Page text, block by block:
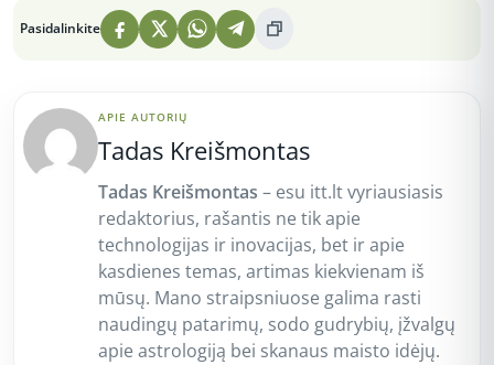
Pasidalinkite
APIE AUTORIŲ
Tadas Kreišmontas
Tadas Kreišmontas – esu itt.lt vyriausiasis
redaktorius, rašantis ne tik apie
technologijas ir inovacijas, bet ir apie
kasdienes temas, artimas kiekvienam iš
mūsų. Mano straipsniuose galima rasti
naudingų patarimų, sodo gudrybių, įžvalgų
apie astrologiją bei skanaus maisto idėjų.